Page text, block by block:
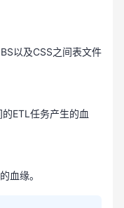
以及CSS之间表文件
ETL任务产生的血
血缘。